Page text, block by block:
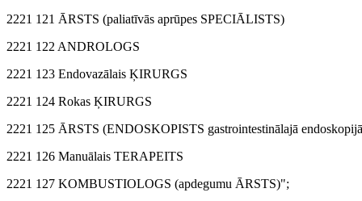
2221 121 ĀRSTS (paliatīvās aprūpes SPECIĀLISTS)
2221 122 ANDROLOGS
2221 123 Endovazālais ĶIRURGS
2221 124 Rokas ĶIRURGS
2221 125 ĀRSTS (ENDOSKOPISTS gastrointestinālajā
2221 126 Manuālais TERAPEITS
2221 127 KOMBUSTIOLOGS (apdegumu ĀRSTS)";